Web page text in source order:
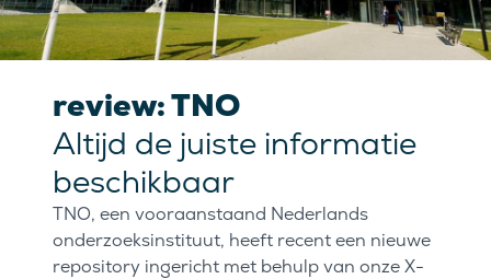
review: TNO
Altijd de juiste informatie
beschikbaar
TNO, een vooraanstaand Nederlands
onderzoeksinstituut, heeft recent een nieuwe
repository ingericht met behulp van onze X-